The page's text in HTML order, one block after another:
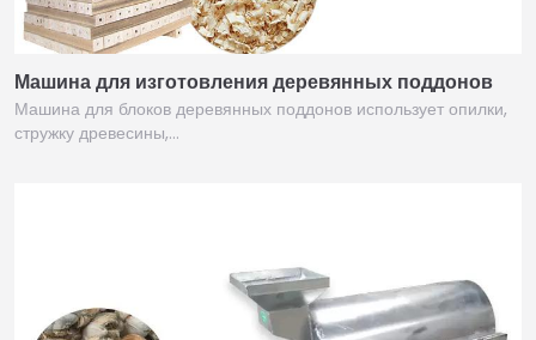
Машина для изготовления деревянных поддонов
Машина для блоков деревянных поддонов использует опилки,
стружку древесины,…